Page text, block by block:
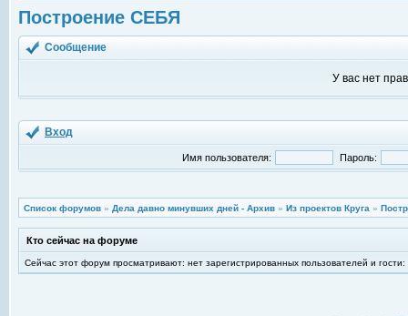
Построение СЕБЯ
Сообщение
У вас нет
Вход
Имя пользователя: Пароль:
Список форумов » Дела давно минувших дней - Архив » Из проектов Круга »
Кто сейчас на форуме
Сейчас этот форум просматривают: нет зарегистрированных пользователей и гости: